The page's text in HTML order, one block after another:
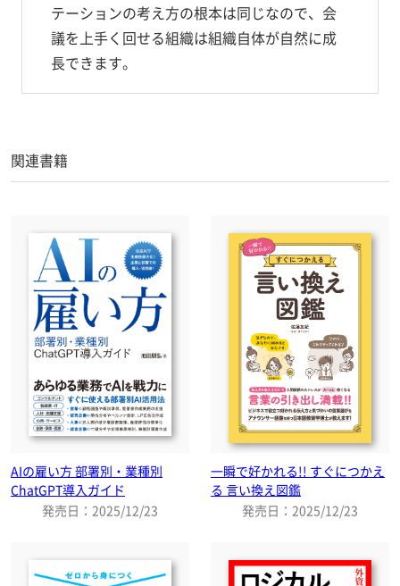
テーションの考え方の根本は同じなので、会
議を上手く回せる組織は組織自体が自然に成
長できます。
関連書籍
AIの雇い方 部署別・業種別
ChatGPT導入ガイド
発売日：2025/12/23
一瞬で好かれる!! すぐにつかえ
る 言い換え図鑑
発売日：2025/12/23